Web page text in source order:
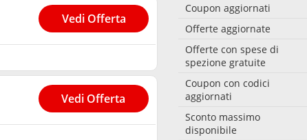
Vedi Offerta
Vedi Offerta
Coupon aggiornati
Offerte aggiornate
Offerte con spese di
spezione gratuite
Coupon con codici
aggiornati
Sconto massimo
disponibile